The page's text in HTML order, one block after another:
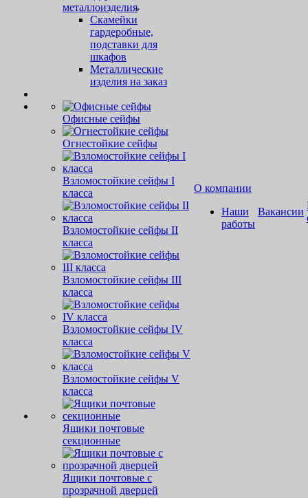
металлоизделия
Скамейки
гардеробные,
подставки для
шкафов
Металлические
изделия на заказ
Офисные сейфы
Огнестойкие сейфы
Взломостойкие сейфы I
класса
Взломостойкие сейфы II
класса
Взломостойкие сейфы III
класса
Взломостойкие сейфы IV
класса
Взломостойкие сейфы V
класса
Ящики почтовые
секционные
Ящики почтовые с
прозрачной дверцей
О компании
Наши
работы
Вакансии